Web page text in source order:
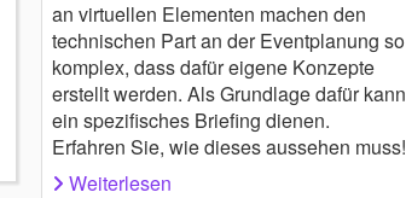
an virtuellen Elementen machen den
technischen Part an der Eventplanung so
komplex, dass dafür eigene Konzepte
erstellt werden. Als Grundlage dafür kann
ein spezifisches Briefing dienen.
Erfahren Sie, wie dieses aussehen muss!
Weiterlesen